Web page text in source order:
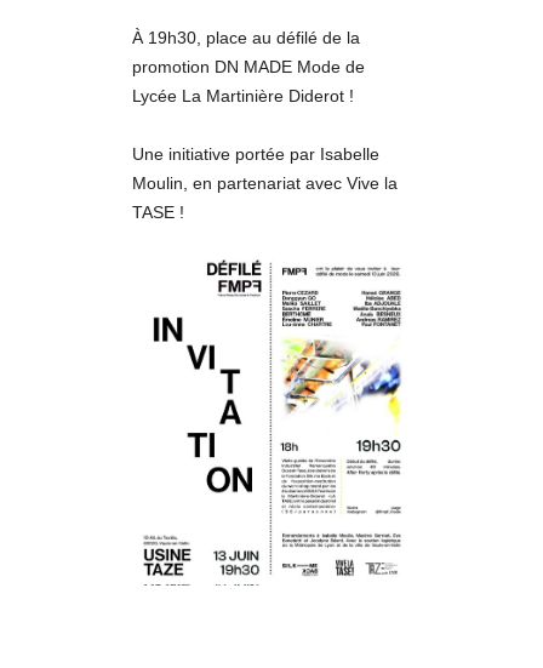
À 19h30, place au défilé de la
promotion DN MADE Mode de
Lycée La Martinière Diderot !
Une initiative portée par Isabelle
Moulin, en partenariat avec Vive la
TASE !